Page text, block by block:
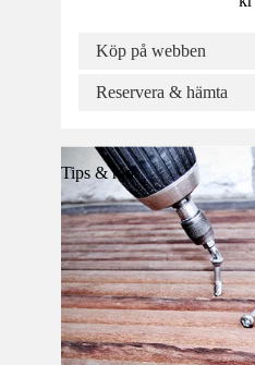
Köp på webben
Reservera & hämta
Tips & råd